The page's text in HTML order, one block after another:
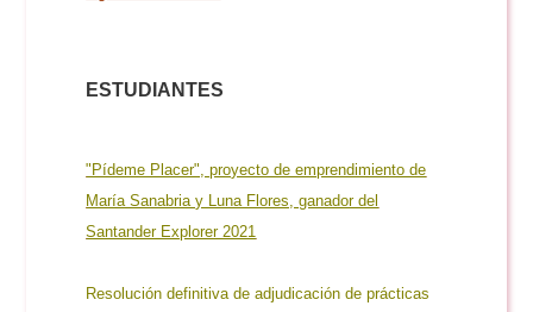
ESTUDIANTES
"Pídeme Placer", proyecto de emprendimiento de
María Sanabria y Luna Flores, ganador del
Santander Explorer 2021
Resolución definitiva de adjudicación de prácticas